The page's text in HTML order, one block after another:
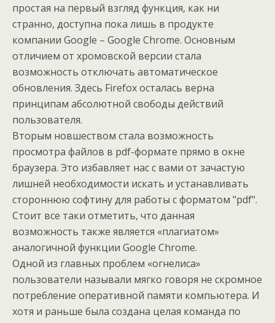
простая на первый взгляд функция, как ни
странно, доступна пока лишь в продукте
компании Google – Google Chrome. Основным
отличием от хромовской версии стала
возможность отключать автоматическое
обновления. Здесь Firefox осталась верна
принципам абсолютной свободы действий
пользователя.
Вторым новшеством стала возможность
просмотра файлов в pdf-формате прямо в окне
браузера. Это избавляет нас с вами от зачастую
лишней необходимости искать и устанавливать
стороннюю софтину для работы с форматом "pdf".
Стоит все таки отметить, что данная
возможность также является «плагиатом»
аналогичной функции Google Chrome.
Одной из главных проблем «огнелиса»
пользователи называли мягко говоря не скромное
потребление оперативной памяти компьютера. И
хотя и раньше была создана целая команда по